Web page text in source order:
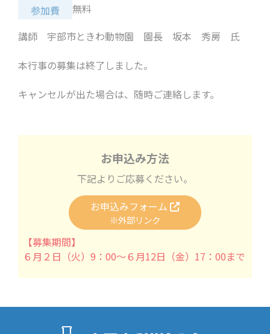
参加費
無料
講師 宇部市ときわ動物園 園長 坂本 秀房 氏
本行事の募集は終了しました。
キャンセルが出た場合は、随時ご連絡します。
お申込み方法
下記よりご応募ください。
お申込みフォーム
※外部リンク
【募集期間】
６月２日（火）9：00～６月12日（金）17：00まで